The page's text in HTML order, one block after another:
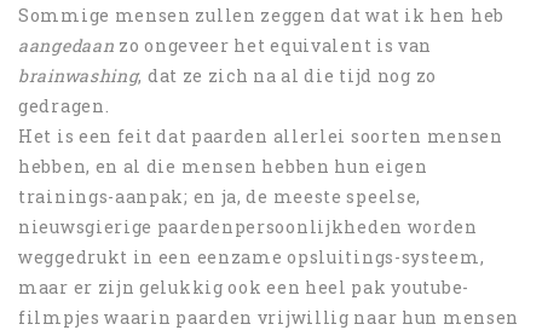
Sommige mensen zullen zeggen dat wat ik hen heb
aangedaan zo ongeveer het equivalent is van
brainwashing, dat ze zich na al die tijd nog zo
gedragen.
Het is een feit dat paarden allerlei soorten mensen
hebben, en al die mensen hebben hun eigen
trainings-aanpak; en ja, de meeste speelse,
nieuwsgierige paardenpersoonlijkheden worden
weggedrukt in een eenzame opsluitings-systeem,
maar er zijn gelukkig ook een heel pak youtube-
filmpjes waarin paarden vrijwillig naar hun mensen